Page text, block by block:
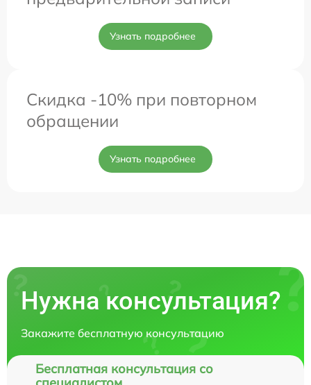
Узнать подробнее
Скидка -10% при повторном
обращении
Узнать подробнее
Нужна консультация?
Закажите бесплатную консультацию
Бесплатная консультация со